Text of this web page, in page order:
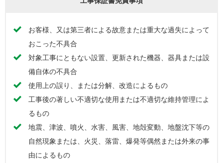
お客様、又は第三者による故意または重大な過失によって
おこった不具合
対象工事にともない設置、更新された機器、器具または設
備自体の不具合
使用上の誤り、または分解、改造によるもの
工事後の著しい不適切な使用または不適切な維持管理によ
るもの
地震、津波、噴火、水害、風害、地殻変動、地盤沈下等の
自然現象または、火災、落雷、爆発等偶然または外来の事
由によるもの